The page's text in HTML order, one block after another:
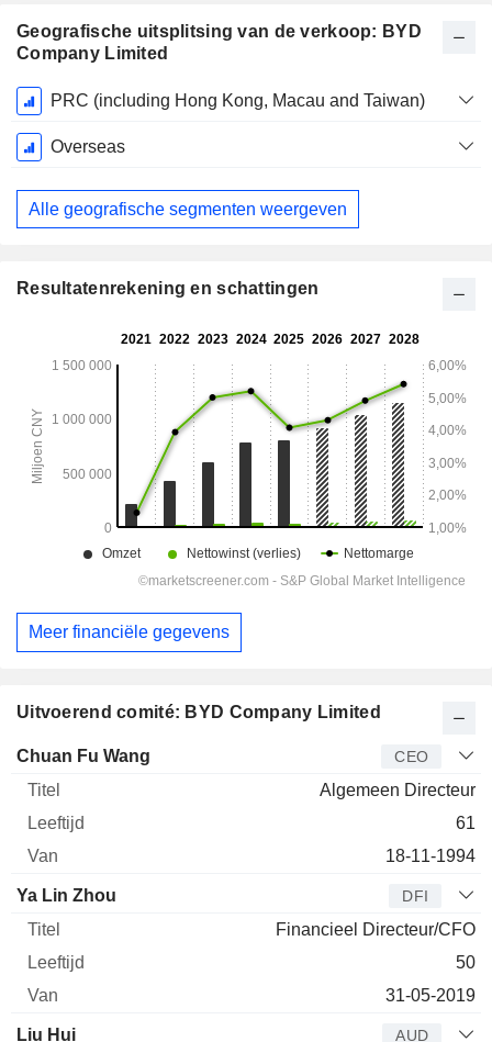
Geografische uitsplitsing van de verkoop: BYD
Company Limited
Start
boekjaar:
December
PRC (including Hong Kong, Macau and Taiwan)
Overseas
Alle geografische segmenten weergeven
Uitvoerend comité: BYD Company Limited
Bedrijfsleider Titel
Chuan Fu Wang CEO
Algemeen Directeur
61
18-11-1994
Ya Lin Zhou DFI
Financieel Directeur/CFO
50
31-05-2019
Liu Hui AUD
Resultatenrekening en schattingen
Meer financiële gegevens